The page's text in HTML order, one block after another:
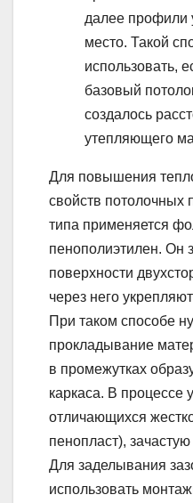
далее профили
место. Такой
использовать,
базовый
создалось
утепляющего
Для повышения
свойств потолочных
типа применяется
пенополиэтилен. Он
поверхности
через него
При таком способе
прокладывание
в промежутках
каркаса. В процессе
отличающихся
пенопласт),
Для заделывания
использовать